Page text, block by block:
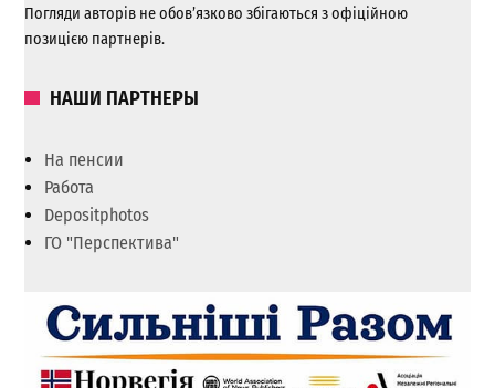
Погляди авторів не обов’язково збігаються з офіційною
позицією партнерів.
НАШИ ПАРТНЕРЫ
На пенсии
Работа
Depositphotos
ГО "Перспектива"